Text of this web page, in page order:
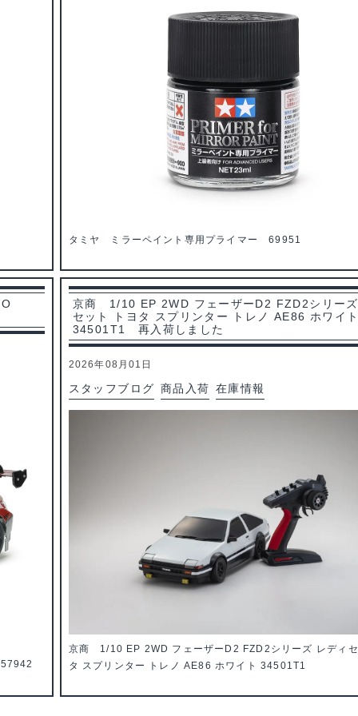
タミヤ ミラーペイント専用プライマー 69951
京商 1/10 EP 2WD フェーザーD2 FZD2シリー
セット トヨタ スプリンター トレノ AE86 ホワイ
34501T1 再入荷しました
2026年08月01日
スタッフブログ 商品入荷 在庫情報
京商 1/10 EP 2WD フェーザーD2 FZD2シリーズ レディ
タ スプリンター トレノ AE86 ホワイト 34501T1